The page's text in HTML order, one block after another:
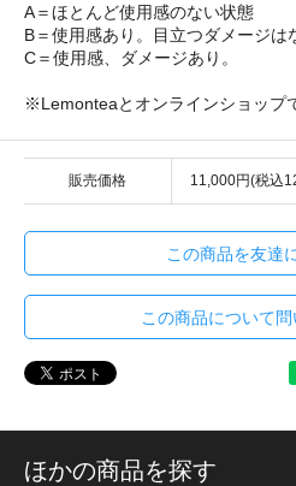
A＝ほとんど使用感のない状態
B＝使用感あり。目立つダメージは
C＝使用感、ダメージあり。
※Lemonteaとオンラインショップ
販売価格 11,000円(税込
この商品を友達
この商品について問
ほかの商品を探す